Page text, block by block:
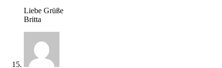
Liebe Grüße
Britta